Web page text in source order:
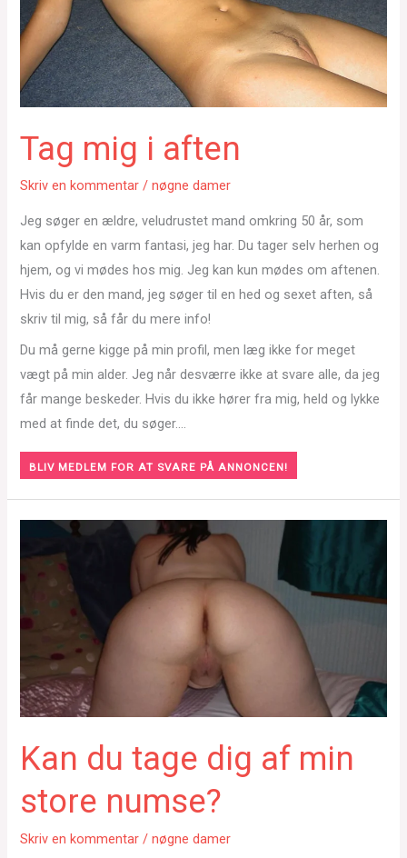
Tag mig i aften
Skriv en kommentar /nøgne damer
Jeg søger en ældre, veludrustet mand omkring 50 år, som
kan opfylde en varm fantasi, jeg har. Du tager selv herhen og
hjem, og vi mødes hos mig. Jeg kan kun mødes om aftenen.
Hvis du er den mand, jeg søger til en hed og sexet aften, så
skriv til mig, så får du mere info!
Du må gerne kigge på min profil, men læg ikke for meget
vægt på min alder. Jeg når desværre ikke at svare alle, da jeg
får mange beskeder. Hvis du ikke hører fra mig, held og lykke
med at finde det, du søger….
BLIV MEDLEM FOR AT SVARE PÅ ANNONCEN!
Kan du tage dig af min
store numse?
Skriv en kommentar /nøgne damer